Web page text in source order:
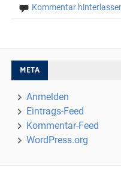
Kommentar
META
Anmelden
Eintrags-Feed
Kommentar-Feed
WordPress.org